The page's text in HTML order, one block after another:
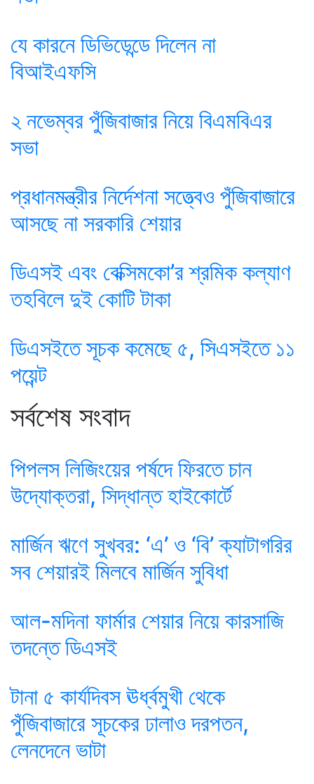
যে কারনে ডিভিডেন্ডে দিলেন না
বিআইএফসি
২ নভেম্বর পুঁজিবাজার নিয়ে বিএমবিএর
সভা
প্রধানমন্ত্রীর নির্দেশনা সত্ত্বেও পুঁজিবাজারে
আসছে না সরকারি শেয়ার
ডিএসই এবং বেক্সিমকো’র শ্রমিক কল্যাণ
তহবিলে দুই কোটি টাকা
ডিএসইতে সূচক কমেছে ৫, সিএসইতে ১১
পয়েন্ট
সর্বশেষ সংবাদ
পিপলস লিজিংয়ের পর্ষদে ফিরতে চান
উদ্যোক্তরা, সিদ্ধান্ত হাইকোর্টে
মার্জিন ঋণে সুখবর: ‘এ’ ও ‘বি’ ক্যাটাগরির
সব শেয়ারই মিলবে মার্জিন সুবিধা
আল-মদিনা ফার্মার শেয়ার নিয়ে কারসাজি
তদন্তে ডিএসই
টানা ৫ কার্যদিবস ঊর্ধ্বমুখী থেকে
পুঁজিবাজারে সূচকের ঢালাও দরপতন,
লেনদেনে ভাটা